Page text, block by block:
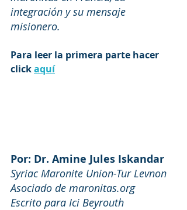
integración y su mensaje
misionero.
Para leer la primera parte hacer
click aquí
Por: Dr. Amine Jules Iskandar
Syriac Maronite Union-Tur Levnon
Asociado de maronitas.org
Escrito para Ici Beyrouth